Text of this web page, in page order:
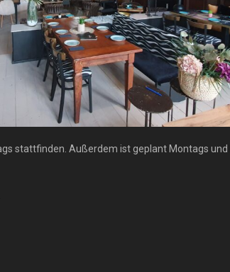
stattfinden. Außerdem ist geplant Montags und